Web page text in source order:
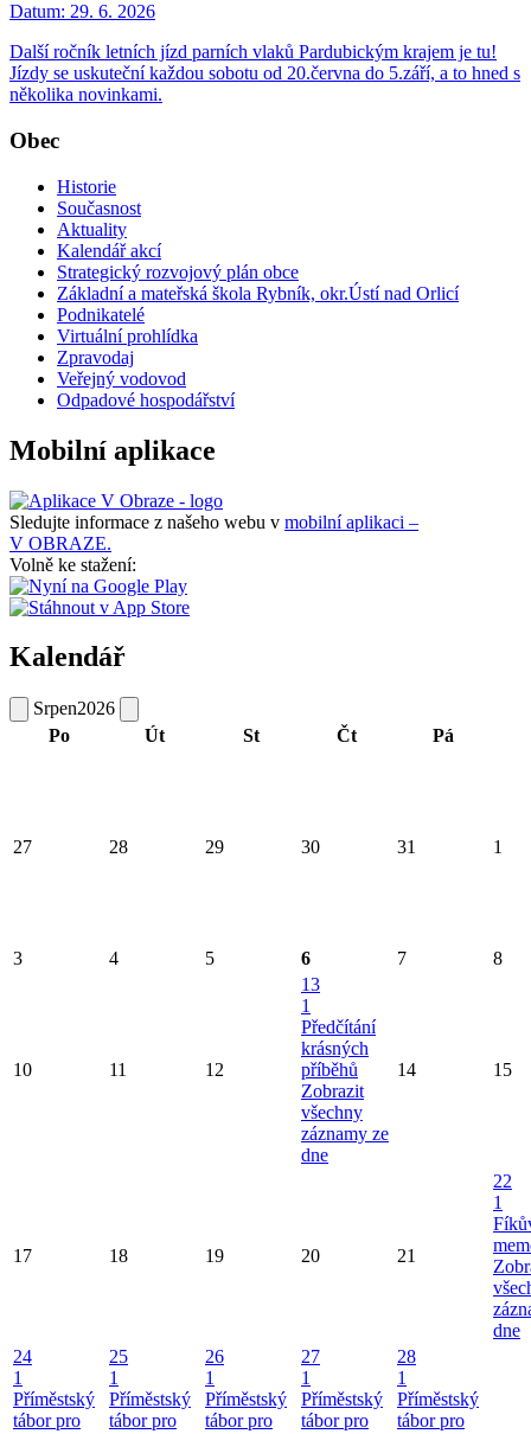
Datum: 29. 6. 2026
Další ročník letních jízd parních vlaků Pardubickým krajem je tu!
Jízdy se uskuteční každou sobotu od 20.června do 5.září, a to hned s
několika novinkami.
Obec
Historie
Současnost
Aktuality
Kalendář akcí
Strategický rozvojový plán obce
Základní a mateřská škola Rybník, okr.Ústí nad Orlicí
Podnikatelé
Virtuální prohlídka
Zpravodaj
Veřejný vodovod
Odpadové hospodářství
Mobilní aplikace
Sledujte informace z našeho webu v mobilní aplikaci –
V OBRAZE.
Volně ke stažení:
Kalendář
Srpen2026
Po
Út St Čt Pá
27 28 29 30 31 1
3 4 5 6 7 8
10 11 12
13
1
Předčítání
krásných
příběhů
Zobrazit
všechny
záznamy ze
dne
14 15
17 18 19 20 21
22
1
dne
24
1
Příměstský
tábor pro
25
1
Příměstský
tábor pro
26
1
Příměstský
tábor pro
27
1
Příměstský
tábor pro
28
1
Příměstský
tábor pro